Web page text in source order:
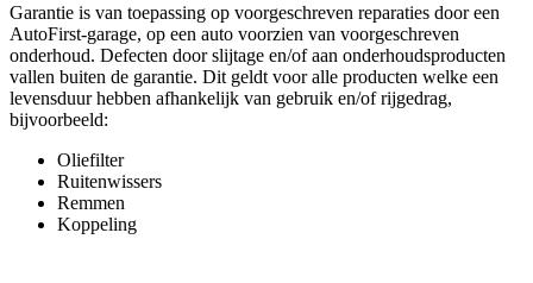
Garantie is van toepassing op voorgeschreven reparaties door een
AutoFirst-garage, op een auto voorzien van voorgeschreven
onderhoud. Defecten door slijtage en/of aan onderhoudsproducten
vallen buiten de garantie. Dit geldt voor alle producten welke een
levensduur hebben afhankelijk van gebruik en/of rijgedrag,
bijvoorbeeld:
Oliefilter
Ruitenwissers
Remmen
Koppeling